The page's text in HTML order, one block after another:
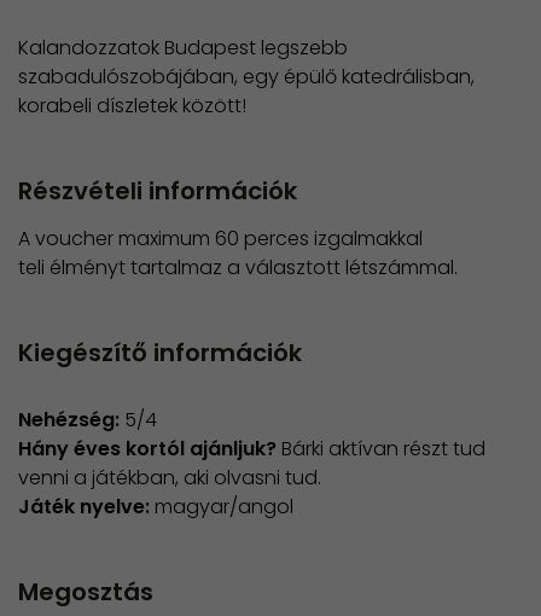
Kalandozzatok Budapest legszebb
szabadulószobájában, egy épülő katedrálisban,
korabeli díszletek között!
Részvételi információk
A voucher maximum 60 perces izgalmakkal
teli élményt tartalmaz a választott létszámmal.
Kiegészítő információk
Nehézség: 5/4
Hány éves kortól ajánljuk? Bárki aktívan részt tud
venni a játékban, aki olvasni tud.
Játék nyelve: magyar/angol
Megosztás